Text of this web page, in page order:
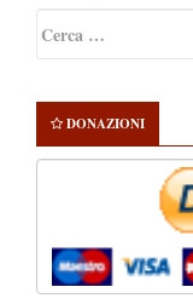
Sidebar
per:
DONAZIONI